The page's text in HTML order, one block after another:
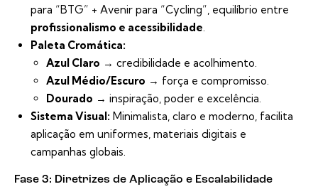
para “BTG” + Avenir para “Cycling”, equilíbrio entre
profissionalismo e acessibilidade.
Paleta Cromática:
Azul Claro → credibilidade e acolhimento.
Azul Médio/Escuro → força e compromisso.
Dourado → inspiração, poder e excelência.
Sistema Visual: Minimalista, claro e moderno, facilita
aplicação em uniformes, materiais digitais e
campanhas globais.
Fase 3: Diretrizes de Aplicação e Escalabilidade